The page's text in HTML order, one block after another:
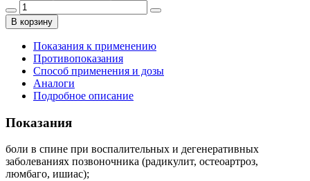
В корзину
Показания к применению
Противопоказания
Способ применения и дозы
Аналоги
Подробное описание
Показания
боли в спине при воспалительных и дегенеративных
заболеваниях позвоночника (радикулит, остеоартроз,
люмбаго, ишиас);